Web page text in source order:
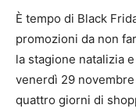
È tempo di Black
promozioni da non
la stagione natalizia
venerdì 29
quattro giorni di